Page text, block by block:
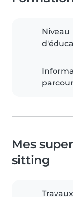
Niveau
Mes
sitting